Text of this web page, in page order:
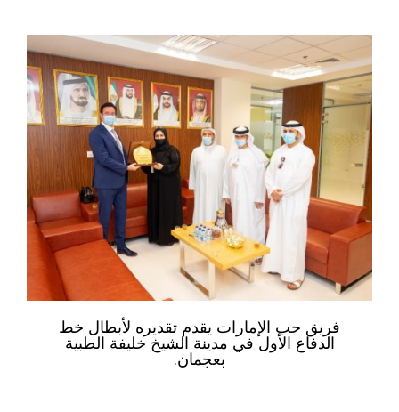
فريق حب الإمارات يقدم تقديره لأبطال خط
الدفاع الأول في مدينة الشيخ خليفة الطبية
بعجمان.